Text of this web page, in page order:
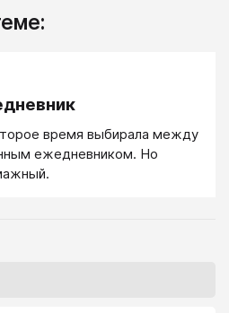
время выбирала между
ежедневником. Но